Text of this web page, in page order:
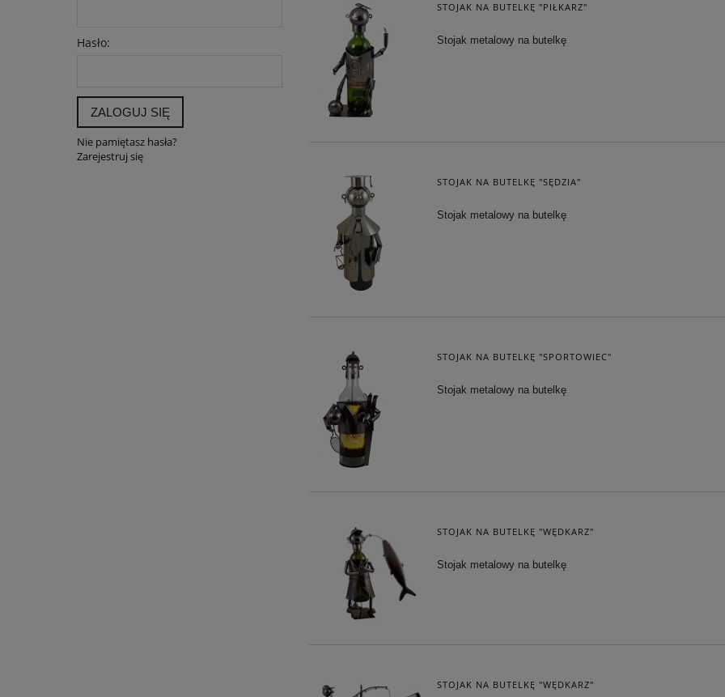
Hasło:
ZALOGUJ SIĘ
Nie pamiętasz hasła?
Zarejestruj się
STOJAK NA BUTELKĘ "PIŁKARZ"
Stojak metalowy na butelkę
STOJAK NA BUTELKĘ "SĘDZIA"
Stojak metalowy na butelkę
STOJAK NA BUTELKĘ "SPORTOWIEC"
Stojak metalowy na butelkę
STOJAK NA BUTELKĘ "WĘDKARZ"
Stojak metalowy na butelkę
STOJAK NA BUTELKĘ "WĘDKARZ"